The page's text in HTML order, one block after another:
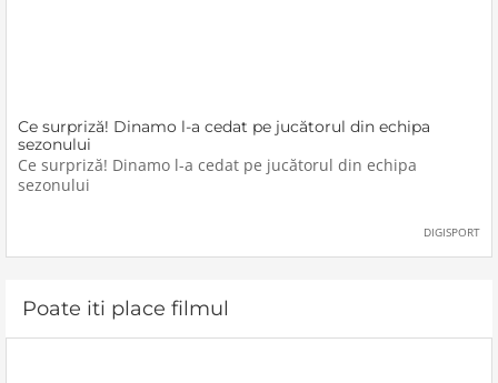
Ce surpriză! Dinamo l-a cedat pe jucătorul din echipa
sezonului
Ce surpriză! Dinamo l-a cedat pe jucătorul din echipa
sezonului
DIGISPORT
Poate iti place filmul